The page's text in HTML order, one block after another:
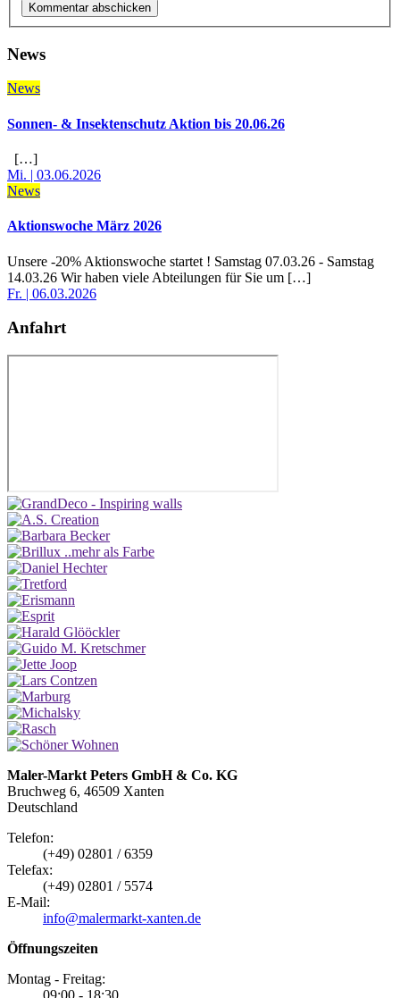
Kommentar abschicken
News
News
Sonnen- & Insektenschutz Aktion bis 20.06.26
[…]
Mi. | 03.06.2026
News
Aktionswoche März 2026
Unsere -20% Aktionswoche startet ! Samstag 07.03.26 - Samstag
14.03.26 Wir haben viele Abteilungen für Sie um […]
Fr. | 06.03.2026
Anfahrt
Maler-Markt Peters GmbH & Co. KG
Bruchweg 6, 46509 Xanten
Deutschland
Telefon:
(+49) 02801 / 6359
Telefax:
(+49) 02801 / 5574
E-Mail:
info@malermarkt-xanten.de
Öffnungszeiten
Montag - Freitag:
09:00 - 18:30